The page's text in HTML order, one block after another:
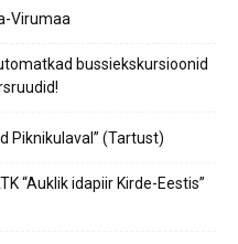
Virumaa
bussiekskursioonid
Piknikulaval” (Tartust)
“Auklik idapiir Kirde-Eestis”